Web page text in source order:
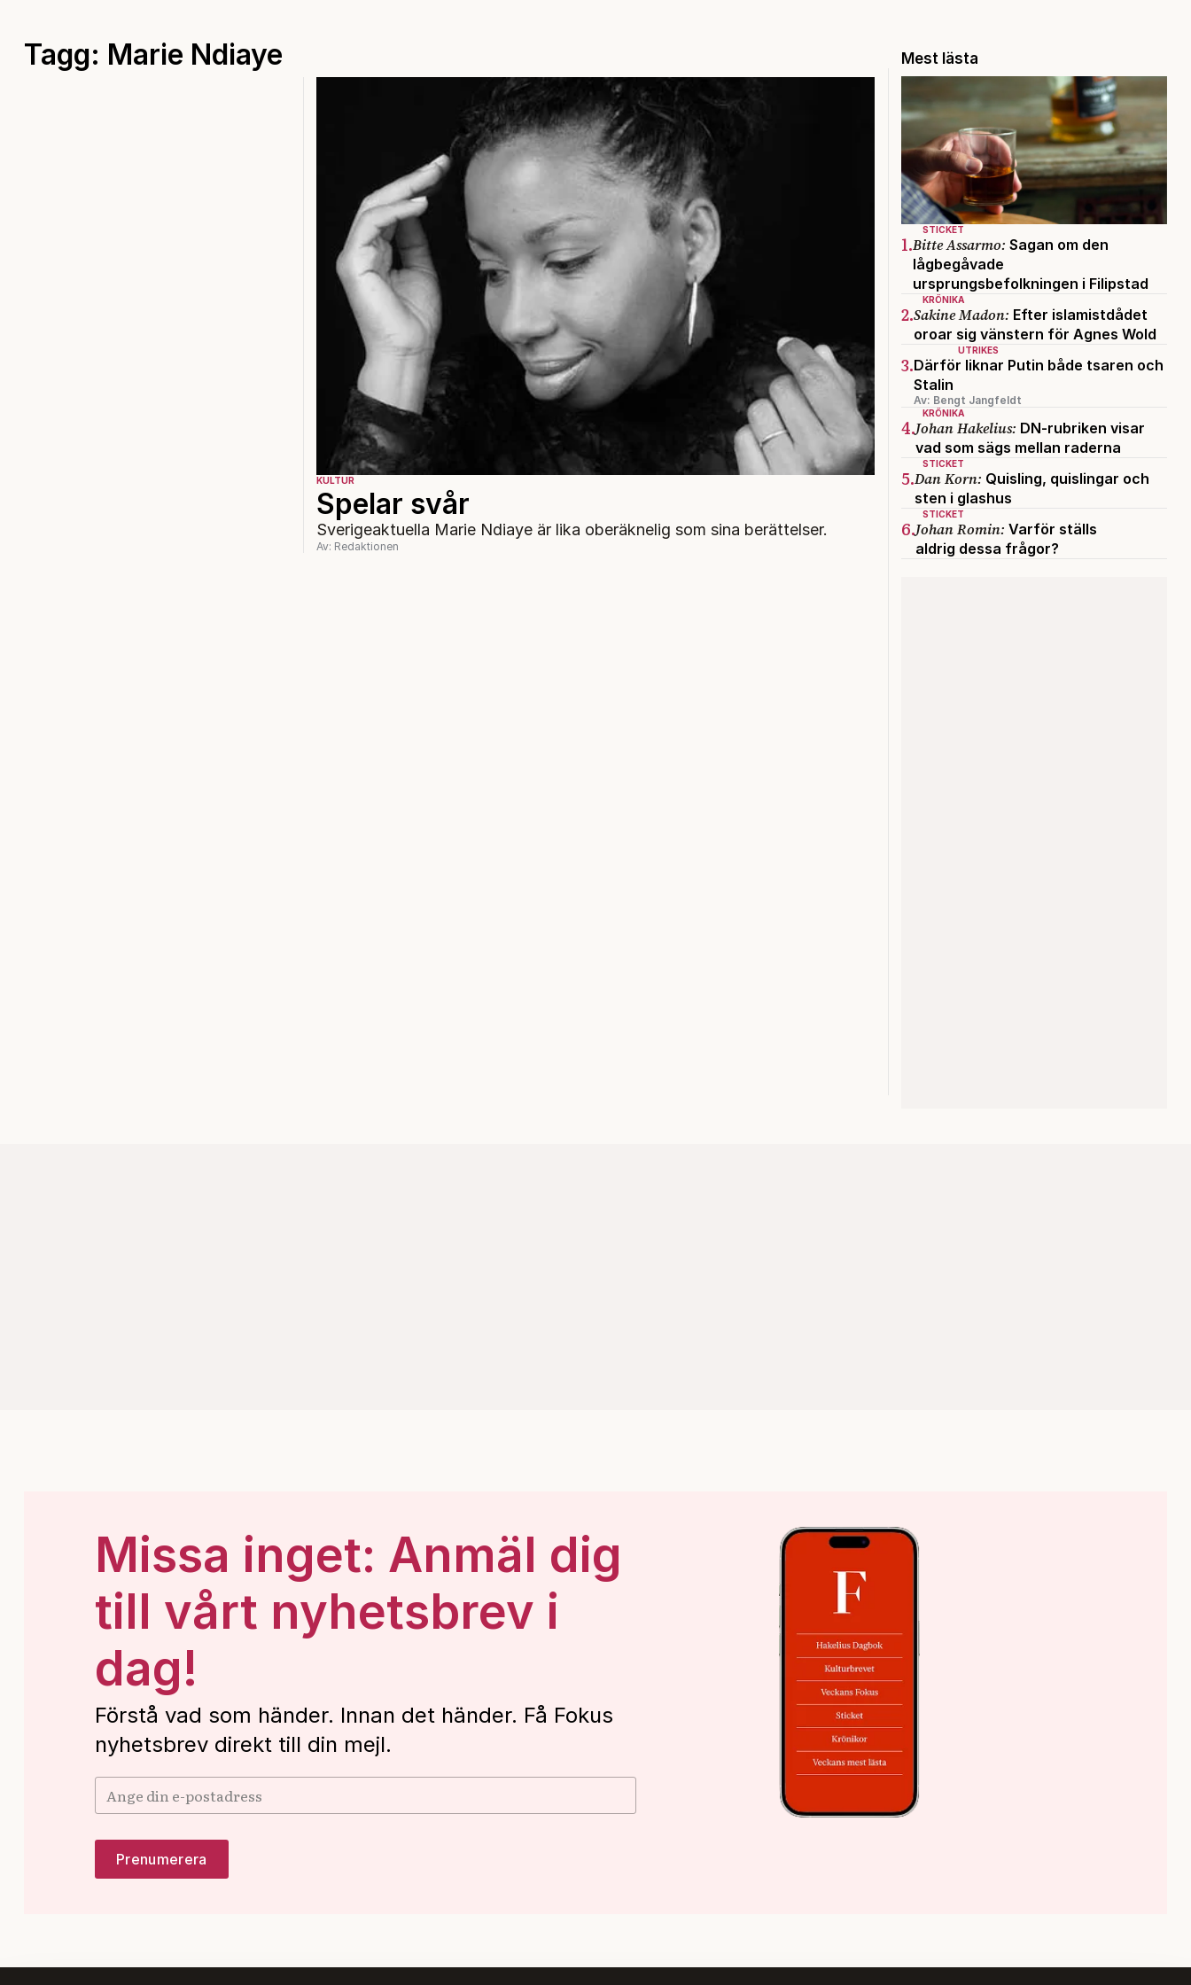
Tagg: Marie Ndiaye
KULTUR
Spelar svår
Sverigeaktuella Marie Ndiaye är lika oberäknelig som sina berättelser.
Av: Redaktionen
Mest lästa
STICKET
1.Bitte Assarmo: Sagan om den
lågbegåvade
ursprungsbefolkningen i Filipstad
KRÖNIKA
2.Sakine Madon: Efter islamistdådet
oroar sig vänstern för Agnes Wold
UTRIKES
3.Därför liknar Putin både tsaren och
Stalin
Av: Bengt Jangfeldt
KRÖNIKA
4.Johan Hakelius: DN-rubriken visar
vad som sägs mellan raderna
STICKET
5.Dan Korn: Quisling, quislingar och
sten i glashus
STICKET
6.Johan Romin: Varför ställs
aldrig dessa frågor?
Missa inget: Anmäl dig
till vårt nyhetsbrev i
dag!
Förstå vad som händer. Innan det händer. Få Fokus
nyhetsbrev direkt till din mejl.